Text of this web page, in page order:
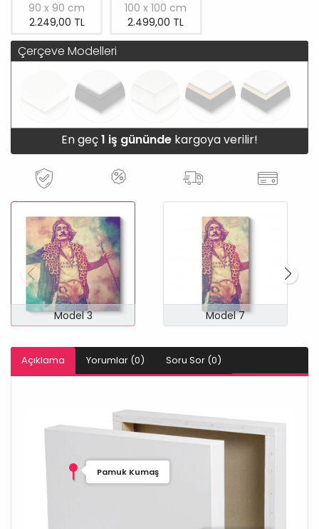
90 x 90 cm
2.249,00 TL
100 x 100 cm
2.499,00 TL
Çerçeve Modelleri
En geç1 iş gününde kargoya verilir!
Model 3 Model 7
Açıklama Yorumlar (0) Soru Sor (0)
Pamuk Kumaş